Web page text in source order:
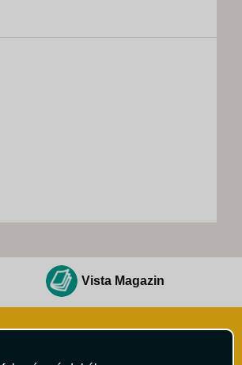
Vista Magazin